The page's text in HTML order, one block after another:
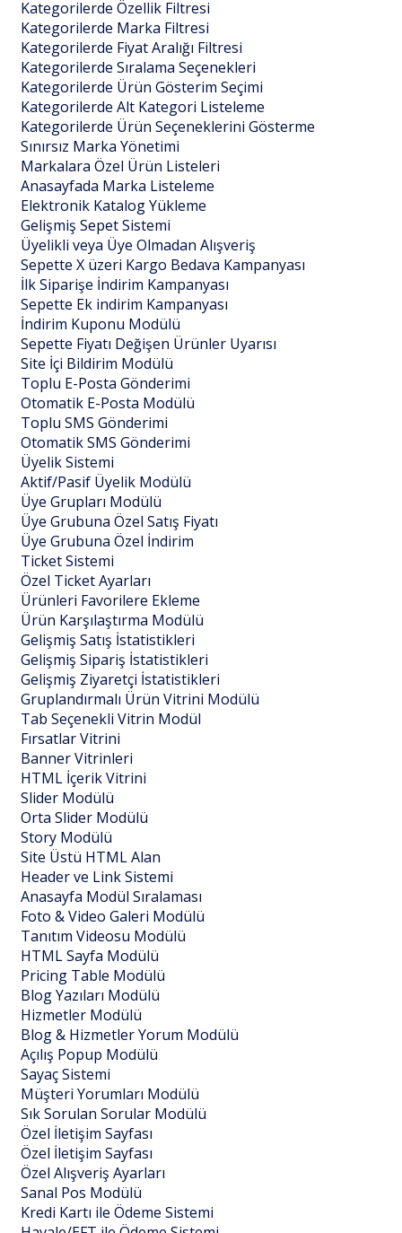
Kategorilerde Özellik Filtresi
Kategorilerde Marka Filtresi
Kategorilerde Fiyat Aralığı Filtresi
Kategorilerde Sıralama Seçenekleri
Kategorilerde Ürün Gösterim Seçimi
Kategorilerde Alt Kategori Listeleme
Kategorilerde Ürün Seçeneklerini Gösterme
Sınırsız Marka Yönetimi
Markalara Özel Ürün Listeleri
Anasayfada Marka Listeleme
Elektronik Katalog Yükleme
Gelişmiş Sepet Sistemi
Üyelikli veya Üye Olmadan Alışveriş
Sepette X üzeri Kargo Bedava Kampanyası
İlk Siparişe İndirim Kampanyası
Sepette Ek indirim Kampanyası
İndirim Kuponu Modülü
Sepette Fiyatı Değişen Ürünler Uyarısı
Site İçi Bildirim Modülü
Toplu E-Posta Gönderimi
Otomatik E-Posta Modülü
Toplu SMS Gönderimi
Otomatik SMS Gönderimi
Üyelik Sistemi
Aktif/Pasif Üyelik Modülü
Üye Grupları Modülü
Üye Grubuna Özel Satış Fiyatı
Üye Grubuna Özel İndirim
Ticket Sistemi
Özel Ticket Ayarları
Ürünleri Favorilere Ekleme
Ürün Karşılaştırma Modülü
Gelişmiş Satış İstatistikleri
Gelişmiş Sipariş İstatistikleri
Gelişmiş Ziyaretçi İstatistikleri
Gruplandırmalı Ürün Vitrini Modülü
Tab Seçenekli Vitrin Modül
Fırsatlar Vitrini
Banner Vitrinleri
HTML İçerik Vitrini
Slider Modülü
Orta Slider Modülü
Story Modülü
Site Üstü HTML Alan
Header ve Link Sistemi
Anasayfa Modül Sıralaması
Foto & Video Galeri Modülü
Tanıtım Videosu Modülü
HTML Sayfa Modülü
Pricing Table Modülü
Blog Yazıları Modülü
Hizmetler Modülü
Blog & Hizmetler Yorum Modülü
Açılış Popup Modülü
Sayaç Sistemi
Müşteri Yorumları Modülü
Sık Sorulan Sorular Modülü
Özel İletişim Sayfası
Özel İletişim Sayfası
Özel Alışveriş Ayarları
Sanal Pos Modülü
Kredi Kartı ile Ödeme Sistemi